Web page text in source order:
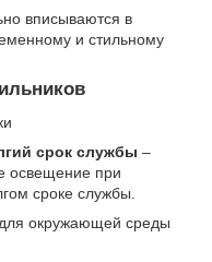
вписываются в
и стильному
срок службы –
освещение при
сроке службы.
окружающей среды